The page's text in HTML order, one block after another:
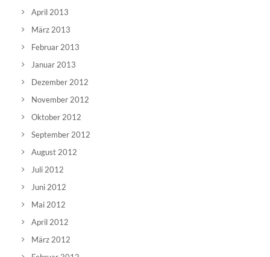
April 2013
März 2013
Februar 2013
Januar 2013
Dezember 2012
November 2012
Oktober 2012
September 2012
August 2012
Juli 2012
Juni 2012
Mai 2012
April 2012
März 2012